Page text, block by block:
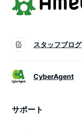
スタッフブログ
CyberAgent
サポート